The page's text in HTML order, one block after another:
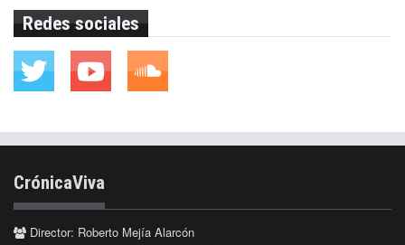
Redes sociales
CrónicaViva
Director: Roberto Mejía Alarcón